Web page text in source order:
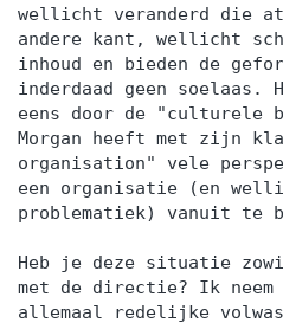
wellicht veranderd die
andere kant, wellicht
inhoud en bieden de
inderdaad geen soelaas.
eens door de "culturele
Morgan heeft met zijn
organisation" vele
een organisatie (en
problematiek) vanuit te
Heb je deze situatie
met de directie? Ik
allemaal redelijke